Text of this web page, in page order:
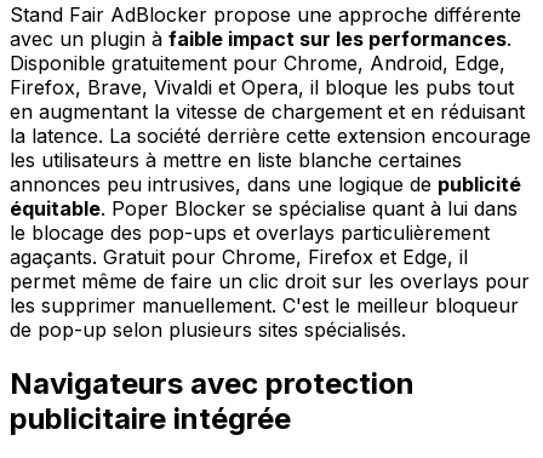
Stand Fair AdBlocker propose une approche différente
avec un plugin à faible impact sur les performances.
Disponible gratuitement pour Chrome, Android, Edge,
Firefox, Brave, Vivaldi et Opera, il bloque les pubs tout
en augmentant la vitesse de chargement et en réduisant
la latence. La société derrière cette extension encourage
les utilisateurs à mettre en liste blanche certaines
annonces peu intrusives, dans une logique de publicité
équitable. Poper Blocker se spécialise quant à lui dans
le blocage des pop-ups et overlays particulièrement
agaçants. Gratuit pour Chrome, Firefox et Edge, il
permet même de faire un clic droit sur les overlays pour
les supprimer manuellement. C'est le meilleur bloqueur
de pop-up selon plusieurs sites spécialisés.
Navigateurs avec protection
publicitaire intégrée